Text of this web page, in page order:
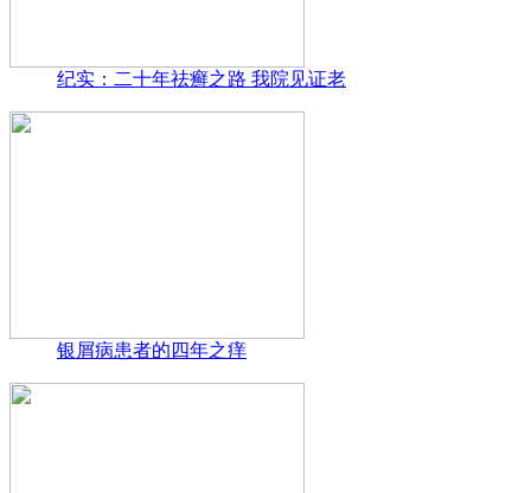
纪实：二十年祛癣之路 我院见证老
银屑病患者的四年之痒